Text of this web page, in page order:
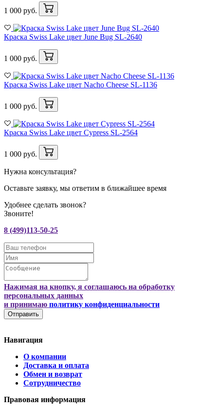
1 000 руб.
Краска Swiss Lake цвет June Bug SL-2640
1 000 руб.
Краска Swiss Lake цвет Nacho Cheese SL-1136
1 000 руб.
Краска Swiss Lake цвет Cypress SL-2564
1 000 руб.
Нужна консультация?
Оставьте заявку, мы ответим в ближайшее время
Удобнее сделать звонок?
Звоните!
8 (499)113-50-25
Нажимая на кнопку, я соглашаюсь на обработку
персональных данных
и принимаю политику конфиденциальности
Отправить
Навигация
О компании
Доставка и оплата
Обмен и возврат
Сотрудничество
Правовая информация